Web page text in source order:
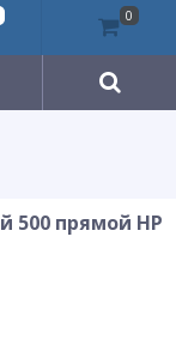
500 прямой НР
0